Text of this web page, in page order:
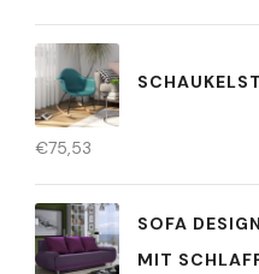
€75,53
SOFA
MIT